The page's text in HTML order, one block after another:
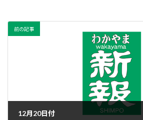
前の記事
12月20日付